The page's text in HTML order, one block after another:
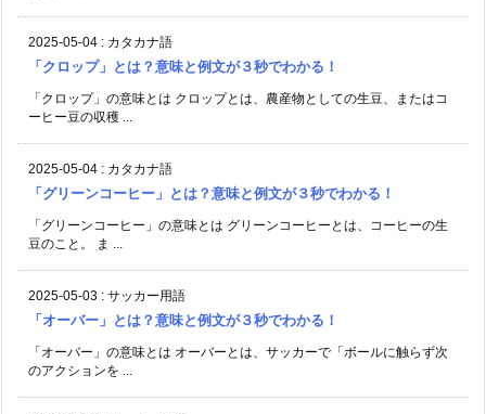
2025-05-04 : カタカナ語
「クロップ」とは？意味と例文が３秒でわかる！
「クロップ」の意味とは クロップとは、農産物としての生豆、またはコ
ーヒー豆の収穫 ...
2025-05-04 : カタカナ語
「グリーンコーヒー」とは？意味と例文が３秒でわかる！
「グリーンコーヒー」の意味とは グリーンコーヒーとは、コーヒーの生
豆のこと。 ま ...
2025-05-03 : サッカー用語
「オーバー」とは？意味と例文が３秒でわかる！
「オーバー」の意味とは オーバーとは、サッカーで「ボールに触らず次
のアクションを ...